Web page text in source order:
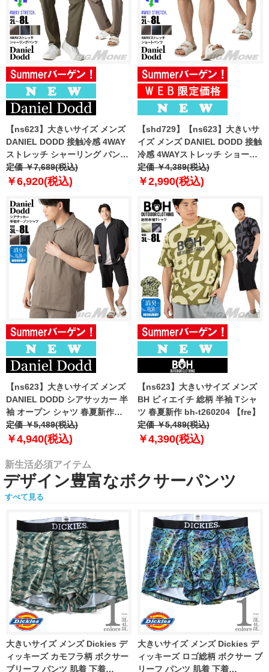
【ns623】大きいサイズ メンズ
DANIEL DODD 接触冷感 4WAY
ストレッチ シャーリング パンツ
春夏新作 azp260201201t
【fre】
定価 ￥7,689(税込)
￥6,920(税込)
【shd729】【ns623】大きいサ
イズ メンズ DANIEL DODD 接触
冷感 4WAYストレッチ ショーツ
ショートパンツ ハーフパンツ 春
夏新作 azsp-260204 【fre】
定価 ￥4,389(税込)
￥2,990(税込)
【ns623】大きいサイズ メンズ
DANIEL DODD シアサッカー 半
袖 オープン シャツ 春夏新作
azsh-260213 【fre】
定価 ￥5,489(税込)
￥4,940(税込)
【ns623】大きいサイズ メンズ
BH ビィエイチ 総柄 半袖 Tシャ
ツ 春夏新作 bh-t260204 【fre】
定価 ￥5,489(税込)
￥4,390(税込)
新生活必須アイテム
デザイン豊富なボクサーパンツ
すべて見る
大きいサイズ メンズ Dickies デ
ィッキーズ カモフラ柄 ボクサー
ブリーフ パンツ 肌着 下着
大きいサイズ メンズ Dickies デ
ィッキーズ ロゴ総柄 ボクサー ブ
リーフ パンツ 肌着 下着